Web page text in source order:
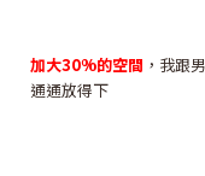
加大30%的空間 ，我跟
通通放得下